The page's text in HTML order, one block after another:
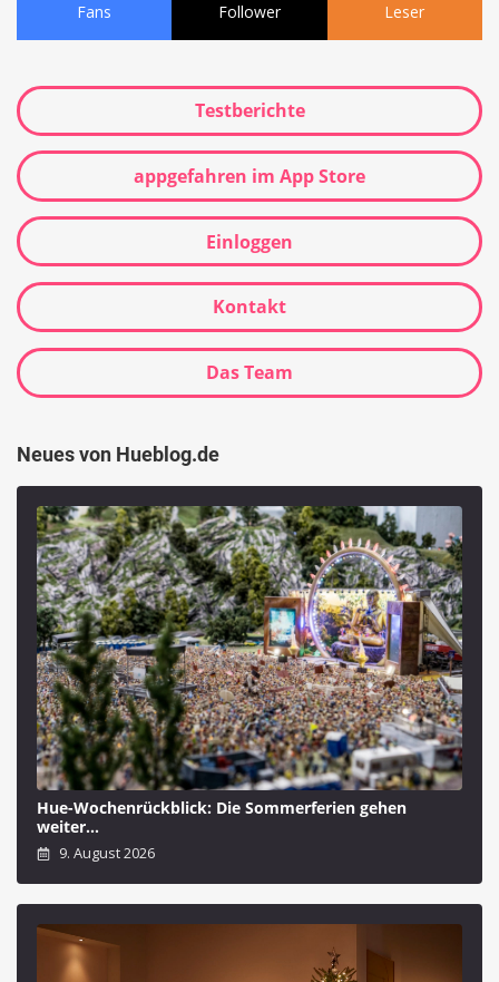
Fans Follower Leser
Testberichte
appgefahren im App Store
Einloggen
Kontakt
Das Team
Neues von Hueblog.de
Hue-Wochenrückblick: Die Sommerferien gehen
weiter…
9. August 2026